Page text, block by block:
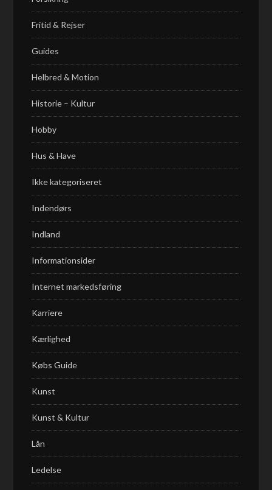
Fritid & Rejser
Guides
Helbred & Motion
Historie – Kultur
Hobby
Hus & Have
Ikke kategoriseret
Indendørs
Indland
Informationsider
Internet markedsføring
Karriere
Kærlighed
Købs Guide
Kunst
Kunst & Kultur
Lån
Ledelse